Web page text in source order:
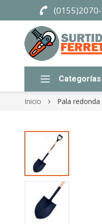
Inicio Pala
end
of
images
gallery